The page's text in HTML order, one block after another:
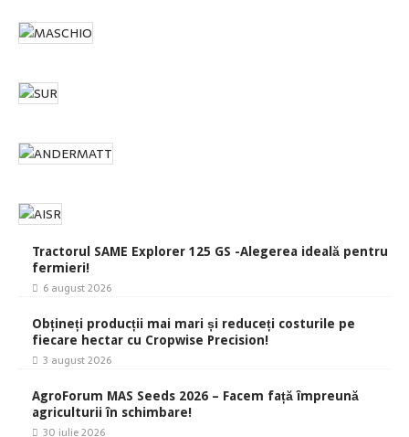
Tractorul SAME Explorer 125 GS -Alegerea ideală pentru
fermieri!
6 august 2026
Obțineți producții mai mari și reduceți costurile pe
fiecare hectar cu Cropwise Precision!
3 august 2026
AgroForum MAS Seeds 2026 – Facem față împreună
agriculturii în schimbare!
30 iulie 2026